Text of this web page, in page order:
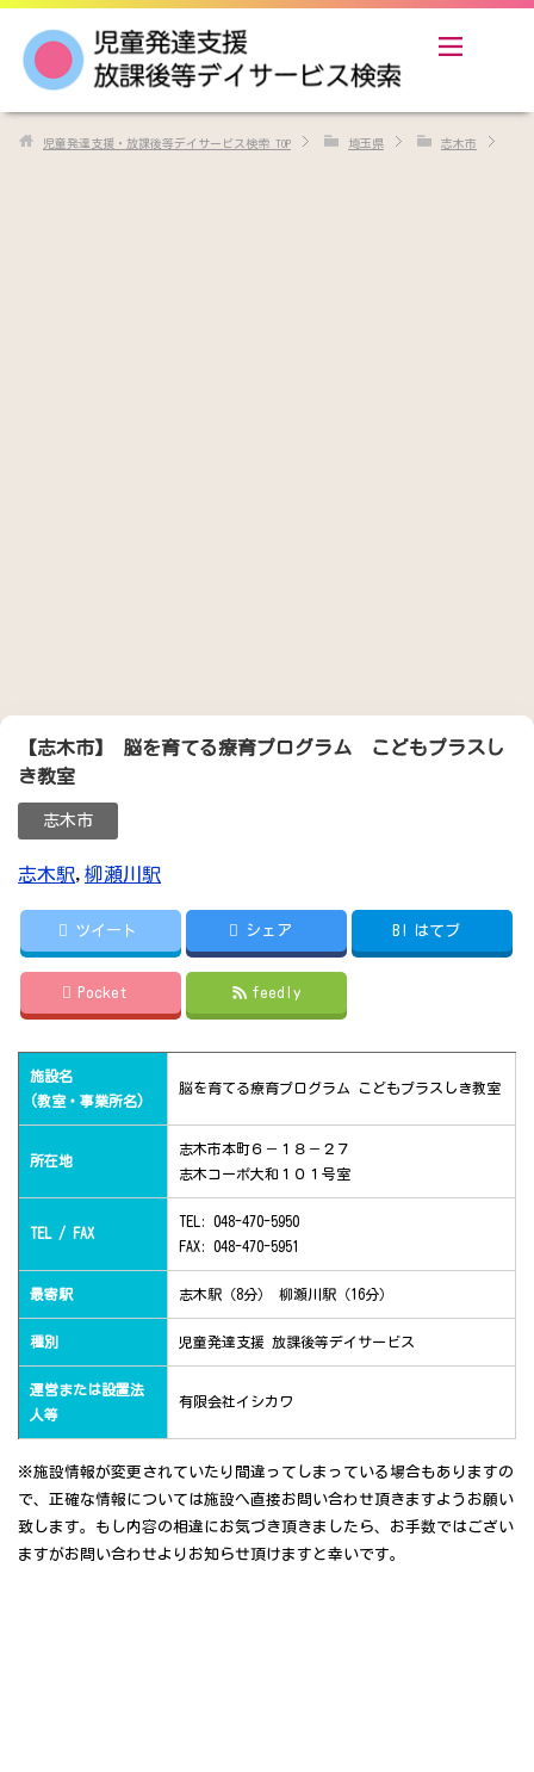
児童発達支援・放課後等デイサービス検索 TOP 埼玉県 志木市
【志木市】 脳を育てる療育プログラム こどもプラスし
き教室
志木市
志木駅, 柳瀬川駅
ツイート シェア B! はてブ
Pocket feedly
施設名
(教室・事業所名)
脳を育てる療育プログラム こどもプラスしき教室
所在地
志木市本町６－１８－２７
志木コーポ大和１０１号室
TEL / FAX
TEL: 048-470-5950
FAX: 048-470-5951
最寄駅 志木駅（8分） 柳瀬川駅（16分）
種別 児童発達支援 放課後等デイサービス
運営または設置法
人等
有限会社イシカワ
※施設情報が変更されていたり間違ってしまっている場合もありますの
で、正確な情報については施設へ直接お問い合わせ頂きますようお願い
致します。もし内容の相違にお気づき頂きましたら、お手数ではござい
ますがお問い合わせよりお知らせ頂けますと幸いです。